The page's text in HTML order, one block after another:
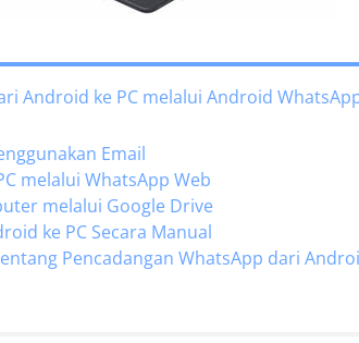
Android ke PC melalui Android
Email
melalui WhatsApp Web
melalui Google Drive
ke PC Secara Manual
Pencadangan WhatsApp dari